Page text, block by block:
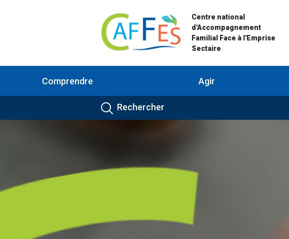
Centre national
d'Accompagnement
Familial Face à l'Emprise
Sectaire
Comprendre Agir